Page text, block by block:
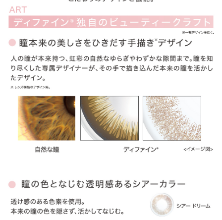
ITEM REVIEWS
この商品のレビュー
この商品のレビューはまだありません。
商品レビューの投稿は ログインが必要です。
OTHER COLOR
その他のカラー
» ナチュラルシャイン